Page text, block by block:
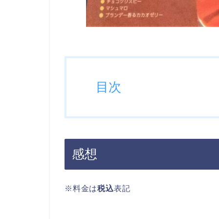
目次
感想
※料金は税込表記